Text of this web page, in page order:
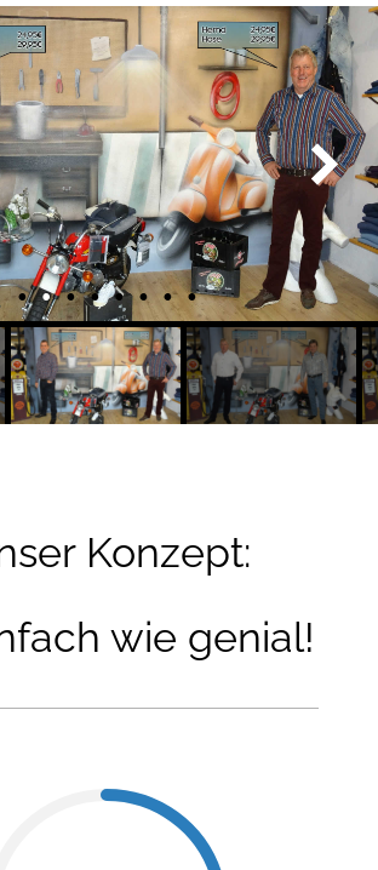
Konzept:
wie genial!